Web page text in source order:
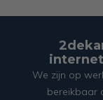
We zijn op
bereikbaar